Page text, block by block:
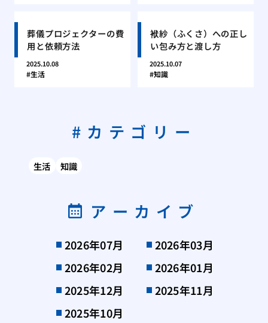
葬儀プロジェクターの費
用と依頼方法
2025.10.08
生活
袱紗（ふくさ）への正し
い包み方と渡し方
2025.10.07
知識
カテゴリー
生活 知識
アーカイブ
2026年07月
2026年03月
2026年02月
2026年01月
2025年12月
2025年11月
2025年10月